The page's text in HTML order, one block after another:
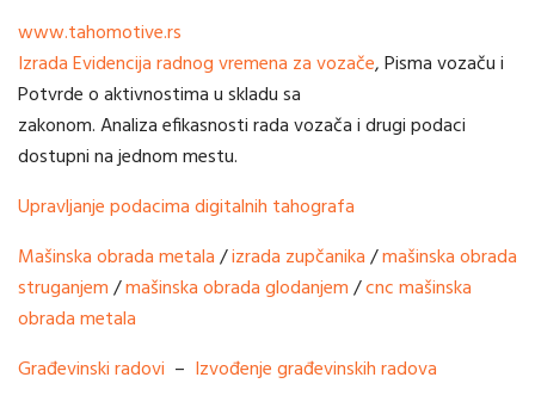
www.tahomotive.rs
Izrada Evidencija radnog vremena za vozače, Pisma vozaču i
Potvrde o aktivnostima u skladu sa
zakonom. Analiza efikasnosti rada vozača i drugi podaci
dostupni na jednom mestu.
Upravljanje podacima digitalnih tahografa
Mašinska obrada metala/izrada zupčanika/mašinska obrada
struganjem/mašinska obrada glodanjem/cnc mašinska
obrada metala
Građevinski radovi – Izvođenje građevinskih radova